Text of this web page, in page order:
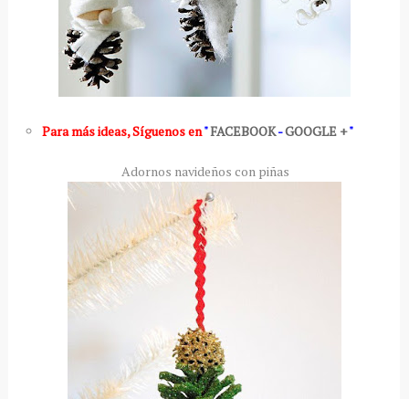
Para más ideas,Síguenos en"FACEBOOK-GOOGLE +"
Adornos navideños con piñas